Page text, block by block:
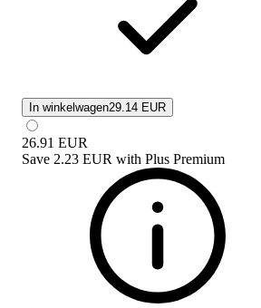
In winkelwagen29.14 EUR
26.91 EUR
Save 2.23 EUR with Plus Premium